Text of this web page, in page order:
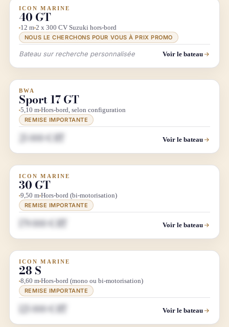
INFO & RECHERCHE
ICON MARINE
40 GT
12 m 2 x 300 CV Suzuki hors-bord
NOUS LE CHERCHONS POUR VOUS À PRIX PROMO
Bateau sur recherche personnalisée Voir le bateau
DÉSTOCKAGE
BWA
Sport 17 GT
5,10 m Hors-bord, selon configuration
REMISE IMPORTANTE
25 000 € HT Voir le bateau
DIRECT CHANTIER
ICON MARINE
30 GT
9,50 m Hors-bord (bi-motorisation)
REMISE IMPORTANTE
179 000 € HT Voir le bateau
DIRECT CHANTIER
ICON MARINE
28 S
8,60 m Hors-bord (mono ou bi-motorisation)
REMISE IMPORTANTE
125 000 € HT Voir le bateau